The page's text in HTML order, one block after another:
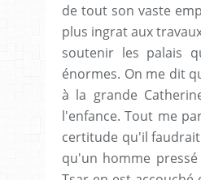
de tout son vaste
plus ingrat aux
soutenir les palais
énormes. On me dit
à la grande
l'enfance. Tout me
certitude qu'il faudrait
qu'un homme